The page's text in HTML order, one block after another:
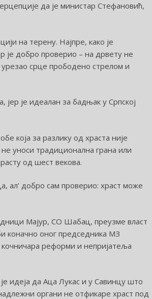
да је министар Стефановић,
на терену. Најпре, како је
је добро проверио – на дрвету не
срце прободено стрелом и
је идеалан за бадњак у Српској
која за разлику од храста није
уноси традиционална грана или
од шест векова.
ал’ добро сам проверио: храст може
Мајур, СО Шабац, преузме власт
коначно оног председника МЗ
реформи и непријатеља
идеја да Аца Лукас и у Савинцу што
органи не отфикаре храст под